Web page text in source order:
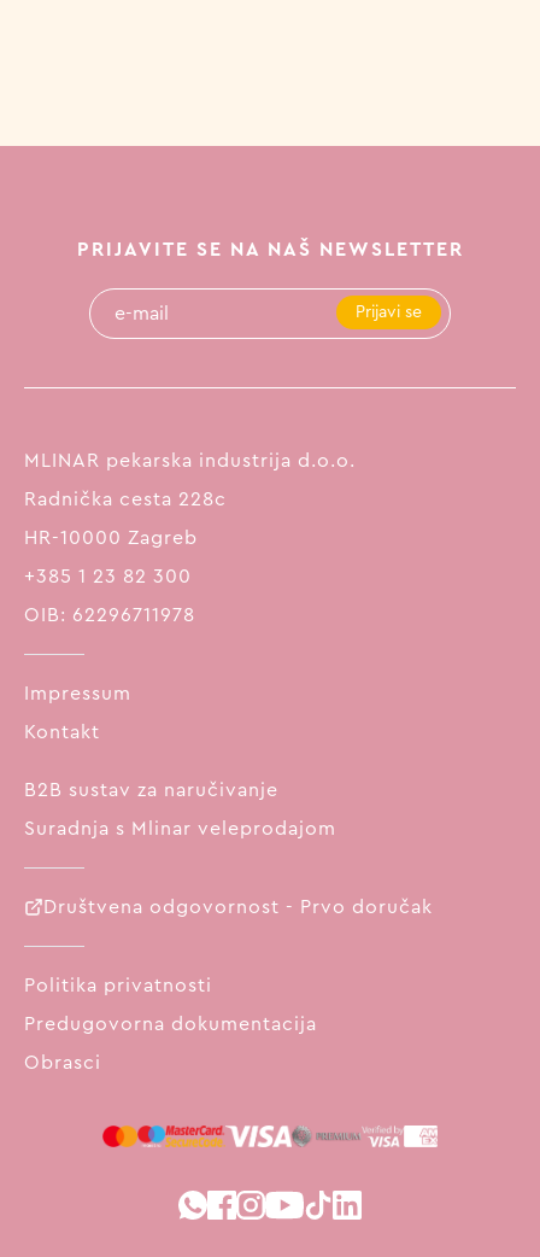
PRIJAVITE SE NA NAŠ NEWSLETTER
Prijavi se
MLINAR pekarska industrija d.o.o.
Radnička cesta 228c
HR-10000 Zagreb
+385 1 23 82 300
OIB: 62296711978
Impressum
Kontakt
B2B sustav za naručivanje
Suradnja s Mlinar veleprodajom
Društvena odgovornost - Prvo doručak
Politika privatnosti
Predugovorna dokumentacija
Obrasci